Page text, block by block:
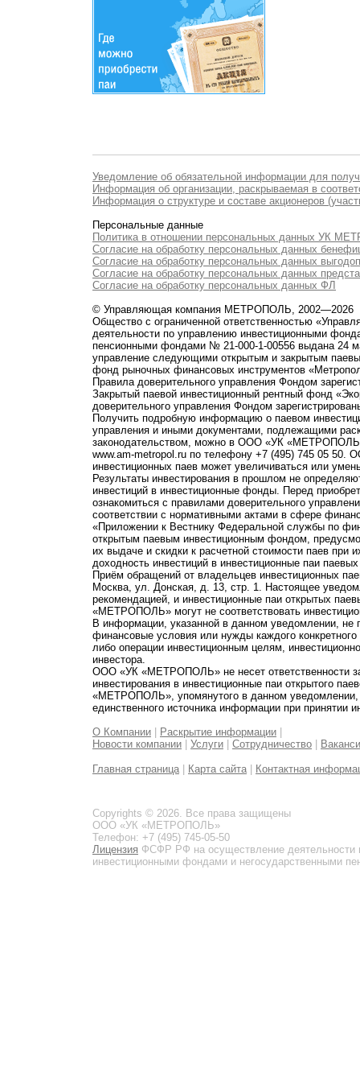
Уведомление об обязательной информации для
Информация об организации, раскрываемая в
Информация о структуре и составе акционеров
Персональные данные
Политика в отношении персональных данных УК
Согласие на обработку персональных данных
Согласие на обработку персональных данных
Согласие на обработку персональных данных
Согласие на обработку персональных данных ФЛ
© Управляющая компания МЕТРОПОЛЬ, 2002—2026
Общество с ограниченной ответственностью
деятельности по управлению инвестиционными
пенсионными фондами № 21-000-1-00556 выдана 24
управление следующими открытым и закрытым
фонд рыночных финансовых инструментов
Правила доверительного управления Фондом
Закрытый паевой инвестиционный рентный фонд
доверительного управления Фондом
Получить подробную информацию о паевом
управления и иными документами, подлежащими
законодательством, можно в ООО «УК
www.am-metropol.ru по телефону +7 (495) 745 05
инвестиционных паев может увеличиваться или
Результаты инвестирования в прошлом не
инвестиций в инвестиционные фонды. Перед
ознакомиться с правилами доверительного
соответствии с нормативными актами в сфере
«Приложении к Вестнику Федеральной службы по
открытым паевым инвестиционным фондом,
их выдаче и скидки к расчетной стоимости паев при
доходность инвестиций в инвестиционные паи
Приём обращений от владельцев инвестиционных
Москва, ул. Донская, д. 13, стр. 1. Настоящее
рекомендацией, и инвестиционные паи открытых
«МЕТРОПОЛЬ» могут не соответствовать
В информации, указанной в данном уведомлении,
финансовые условия или нужды каждого
либо операции инвестиционным целям,
инвестора.
ООО «УК «МЕТРОПОЛЬ» не несет ответственности
инвестирования в инвестиционные паи открытого
«МЕТРОПОЛЬ», упомянутого в данном уведомлении,
единственного источника информации при принятии
О Компании
Раскрытие информации
Новости компании
Услуги Сотрудничество
Главная страница Карта сайта Контактная
Copyrights © 2026. Все права защищены
ООО «УК «МЕТРОПОЛЬ»
Телефон: +7 (495) 745-05-50
Лицензия ФСФР РФ на осуществление
инвестиционными фондами и негосударственными